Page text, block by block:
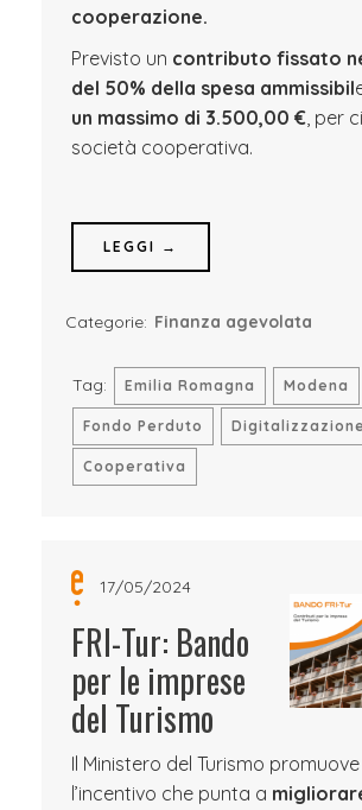
cooperazione.
Previsto un contributo fissato
del 50% della spesa ammissibil
un massimo di 3.500,00 €, per
società cooperativa.
LEGGI →
Categorie: Finanza agevolata
Tag: Emilia Romagna Modena
Fondo Perduto Digitalizzazione
Cooperativa
17/05/2024
FRI-Tur: Bando
per le imprese
del Turismo
Il Ministero del Turismo promuove
l’incentivo che punta a